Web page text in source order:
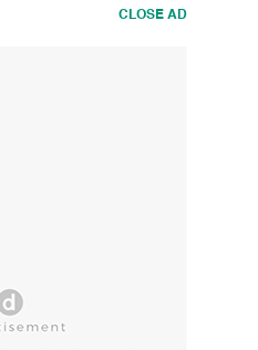
CLOSE AD